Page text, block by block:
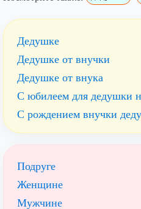
Дедушке
Дедушке от внучки
Дедушке от внука
С юбилеем для дедушки
С рождением внучки
Подруге
Женщине
Мужчине